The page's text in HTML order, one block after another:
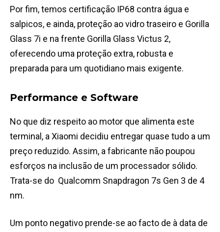
Por fim, temos certificação IP68 contra água e
salpicos, e ainda, proteção ao vidro traseiro e Gorilla
Glass 7i e na frente Gorilla Glass Victus 2,
oferecendo uma proteção extra, robusta e
preparada para um quotidiano mais exigente.
Performance e Software
No que diz respeito ao motor que alimenta este
terminal, a Xiaomi decidiu entregar quase tudo a um
preço reduzido. Assim, a fabricante não poupou
esforços na inclusão de um processador sólido.
Trata-se do Qualcomm Snapdragon 7s Gen 3 de 4
nm.
Um ponto negativo prende-se ao facto de à data de